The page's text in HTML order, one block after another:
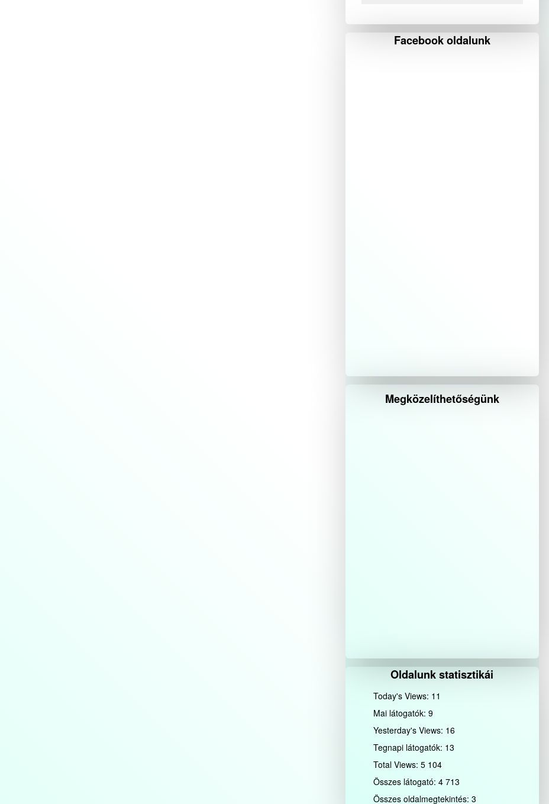
Facebook oldalunk
Megközelíthetőségünk
Oldalunk statisztikái
Today's Views: 11
Mai látogatók:9
Yesterday's Views: 16
Tegnapi látogatók: 13
Total Views:5 104
Összes látogató:4 713
Összes oldalmegtekintés:3